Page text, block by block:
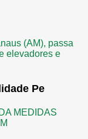
(AM), passa
elevadores e
Pe
MEDIDAS